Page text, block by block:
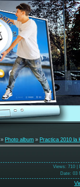
» Photo album » Practica 2010 la
Views: 710 |
Date: 03